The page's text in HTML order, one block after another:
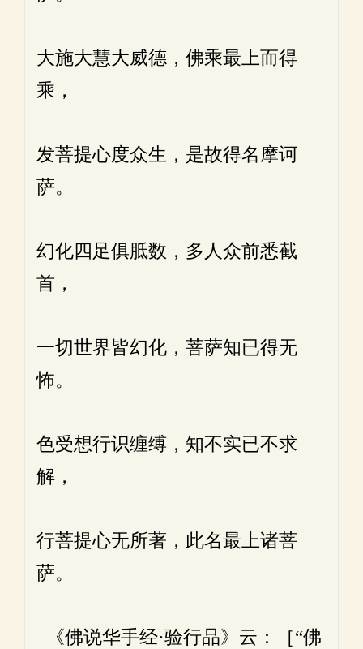
大施大慧大威德，佛乘最上而得
乘，
发菩提心度众生，是故得名摩诃
萨。
幻化四足俱胝数，多人众前悉截
首，
一切世界皆幻化，菩萨知已得无
怖。
色受想行识缠缚，知不实已不求
解，
行菩提心无所著，此名最上诸菩
萨。
《佛说华手经·验行品》云：［“佛